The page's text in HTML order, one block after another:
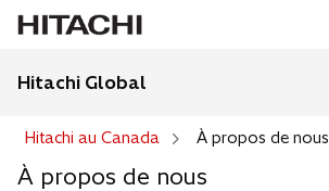
Hitachi Global
Hitachi au Canada À propos de nous
À propos de nous